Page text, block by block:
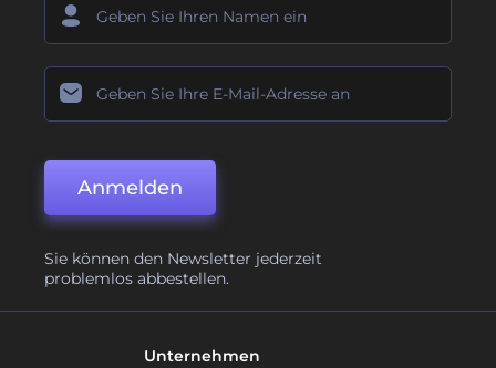
Anmelden
Sie können den Newsletter jederzeit
problemlos abbestellen.
Unternehmen